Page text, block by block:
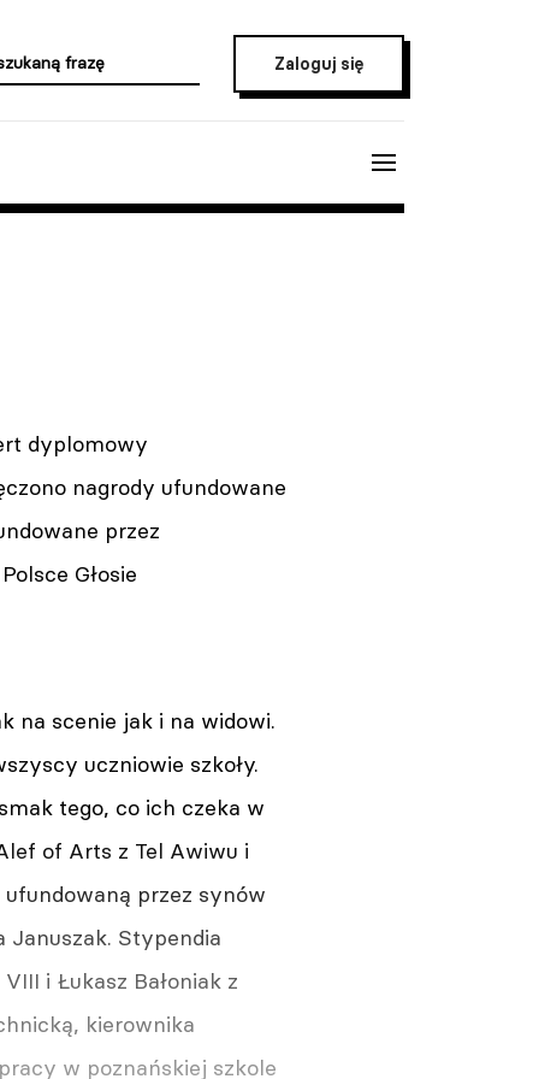
Zaloguj się
dyplomowy
nagrody ufundowane
przez
Głosie
na scenie jak i na widowi.
uczniowie szkoły.
tego, co ich czeka w
of Arts z Tel Awiwu i
ufundowaną przez synów
Januszak. Stypendia
i Łukasz Bałoniak z
kierownika
w poznańskiej szkole